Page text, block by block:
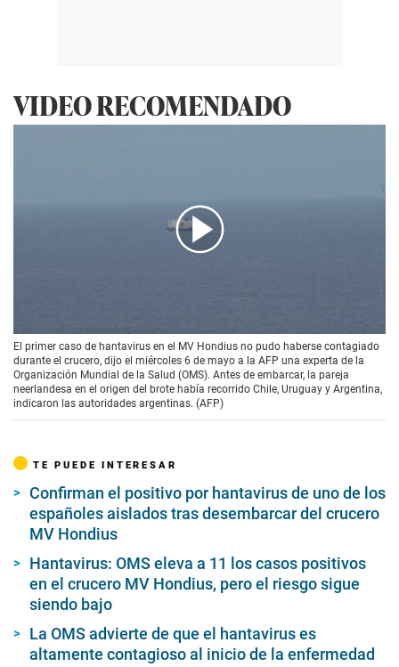
VIDEO RECOMENDADO
El primer caso de hantavirus en el MV Hondius no pudo haberse contagiado
durante el crucero, dijo el miércoles 6 de mayo a la AFP una experta de la
Organización Mundial de la Salud (OMS). Antes de embarcar, la pareja
neerlandesa en el origen del brote había recorrido Chile, Uruguay y Argentina,
indicaron las autoridades argentinas. (AFP)
TE PUEDE INTERESAR
Confirman el positivo por hantavirus de uno de los
españoles aislados tras desembarcar del crucero
MV Hondius
Hantavirus: OMS eleva a 11 los casos positivos
en el crucero MV Hondius, pero el riesgo sigue
siendo bajo
La OMS advierte de que el hantavirus es
altamente contagioso al inicio de la enfermedad